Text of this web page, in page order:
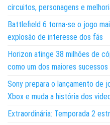
circuitos, personagens e
Battlefield 6 torna-se o jogo
explosão de interesse dos fãs
Horizon atinge 38 milhões de
como um dos maiores
Sony prepara o lançamento de
Xbox e muda a história dos
Extraordinária: Temporada 2